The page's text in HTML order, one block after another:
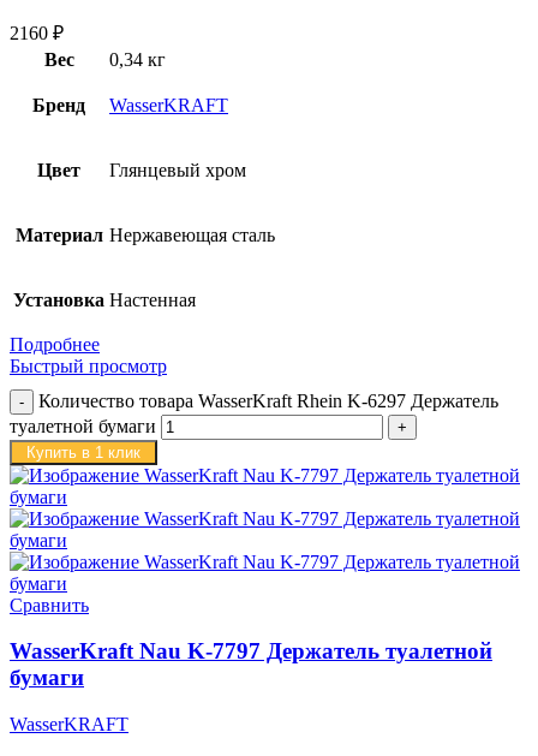
2160 ₽
Вес
0,34 кг
Бренд WasserKRAFT
Цвет Глянцевый хром
Материал Нержавеющая сталь
Установка Настенная
Подробнее
Быстрый просмотр
Количество товара WasserKraft Rhein K-6297 Держатель
туалетной бумаги
Купить в 1 клик
Сравнить
WasserKraft Nau K-7797 Держатель туалетной
бумаги
WasserKRAFT